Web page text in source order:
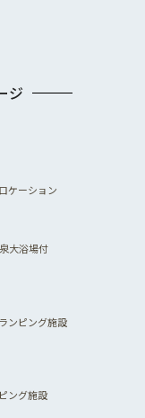
ジ
ケーション
大浴場付
ンピング施設
ング施設